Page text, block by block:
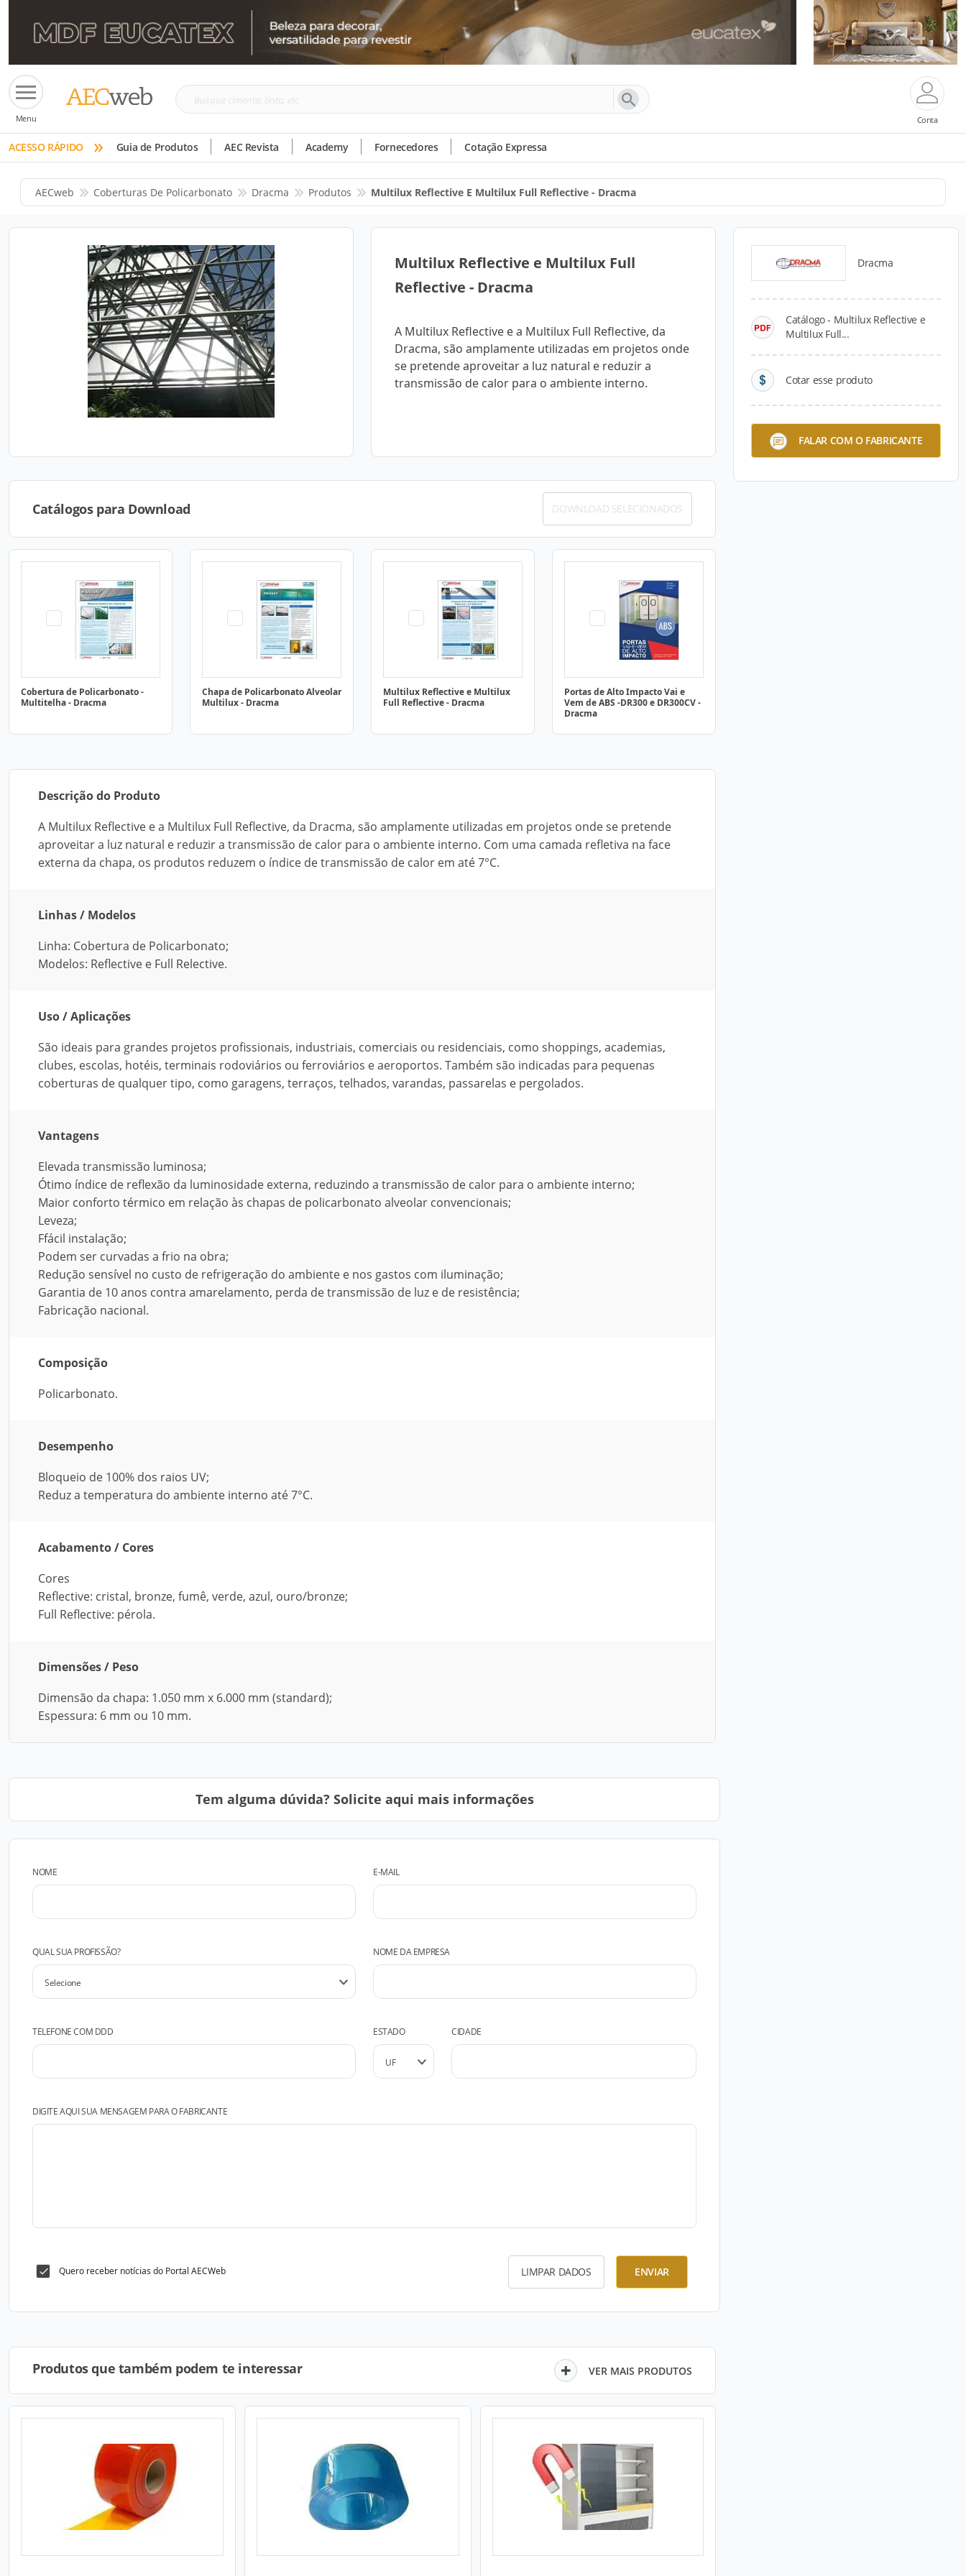
Menu
Busque
tinta,
etc
Conta
ACESSO RÁPIDO » Guia de Produtos AEC Revista Academy Fornecedores Cotação Expressa
AECweb Coberturas De Policarbonato Dracma Produtos Multilux Reflective E Multilux Full Reflective - Dracma
Multilux Reflective e Multilux Full
Reflective - Dracma
A Multilux Reflective e a Multilux Full Reflective, da
Dracma, são amplamente utilizadas em projetos onde
se pretende aproveitar a luz natural e reduzir a
transmissão de calor para o ambiente interno.
Dracma
Catálogo - Multilux Reflective e
Multilux Full...
Cotar esse produto
FALAR COM O FABRICANTE
Catálogos para Download DOWNLOAD SELECIONADOS
Cobertura de Policarbonato -
Multitelha - Dracma
Chapa de Policarbonato Alveolar
Multilux - Dracma
Multilux Reflective e Multilux
Full Reflective - Dracma
Portas de Alto Impacto Vai e
Vem de ABS -DR300 e DR300CV -
Dracma
Descrição do Produto
A Multilux Reflective e a Multilux Full Reflective, da Dracma, são amplamente utilizadas em projetos onde se pretende
aproveitar a luz natural e reduzir a transmissão de calor para o ambiente interno. Com uma camada refletiva na face
externa da chapa, os produtos reduzem o índice de transmissão de calor em até 7°C.
Linhas / Modelos
Linha: Cobertura de Policarbonato;
Modelos: Reflective e Full Relective.
Uso / Aplicações
São ideais para grandes projetos profissionais, industriais, comerciais ou residenciais, como shoppings, academias,
clubes, escolas, hotéis, terminais rodoviários ou ferroviários e aeroportos. Também são indicadas para pequenas
coberturas de qualquer tipo, como garagens, terraços, telhados, varandas, passarelas e pergolados.
Vantagens
Elevada transmissão luminosa;
Ótimo índice de reflexão da luminosidade externa, reduzindo a transmissão de calor para o ambiente interno;
Maior conforto térmico em relação às chapas de policarbonato alveolar convencionais;
Leveza;
Ffácil instalação;
Podem ser curvadas a frio na obra;
Redução sensível no custo de refrigeração do ambiente e nos gastos com iluminação;
Garantia de 10 anos contra amarelamento, perda de transmissão de luz e de resistência;
Fabricação nacional.
Composição
Policarbonato.
Desempenho
Bloqueio de 100% dos raios UV;
Reduz a temperatura do ambiente interno até 7°C.
Acabamento / Cores
Cores
Reflective: cristal, bronze, fumê, verde, azul, ouro/bronze;
Full Reflective: pérola.
Dimensões / Peso
Dimensão da chapa: 1.050 mm x 6.000 mm (standard);
Espessura: 6 mm ou 10 mm.
Tem alguma dúvida? Solicite aqui mais informações
NOME E-MAIL
QUAL SUA PROFISSÃO? NOME DA EMPRESA
TELEFONE COM DDD ESTADO CIDADE
DIGITE AQUI SUA MENSAGEM PARA O FABRICANTE
Quero receber notícias do Portal AECWeb LIMPAR DADOS ENVIAR
Produtos que também podem te interessar VER MAIS PRODUTOS